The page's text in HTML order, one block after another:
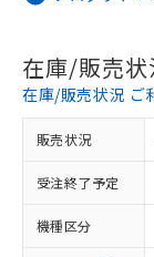
在庫/販売状
在庫/販売状況 ご
販売状況
受注終了予定
機種区分